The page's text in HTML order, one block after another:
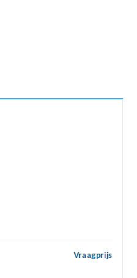
Vraagprijs